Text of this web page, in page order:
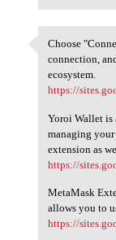
Choose
Choose
connection,
ecosystem.
https://
Yoroi Wallet is
managing your
extension as
https://
MetaMask
allows you to
https://